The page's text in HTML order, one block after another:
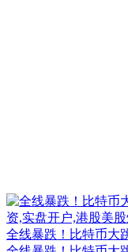
全线暴跌！比特币大